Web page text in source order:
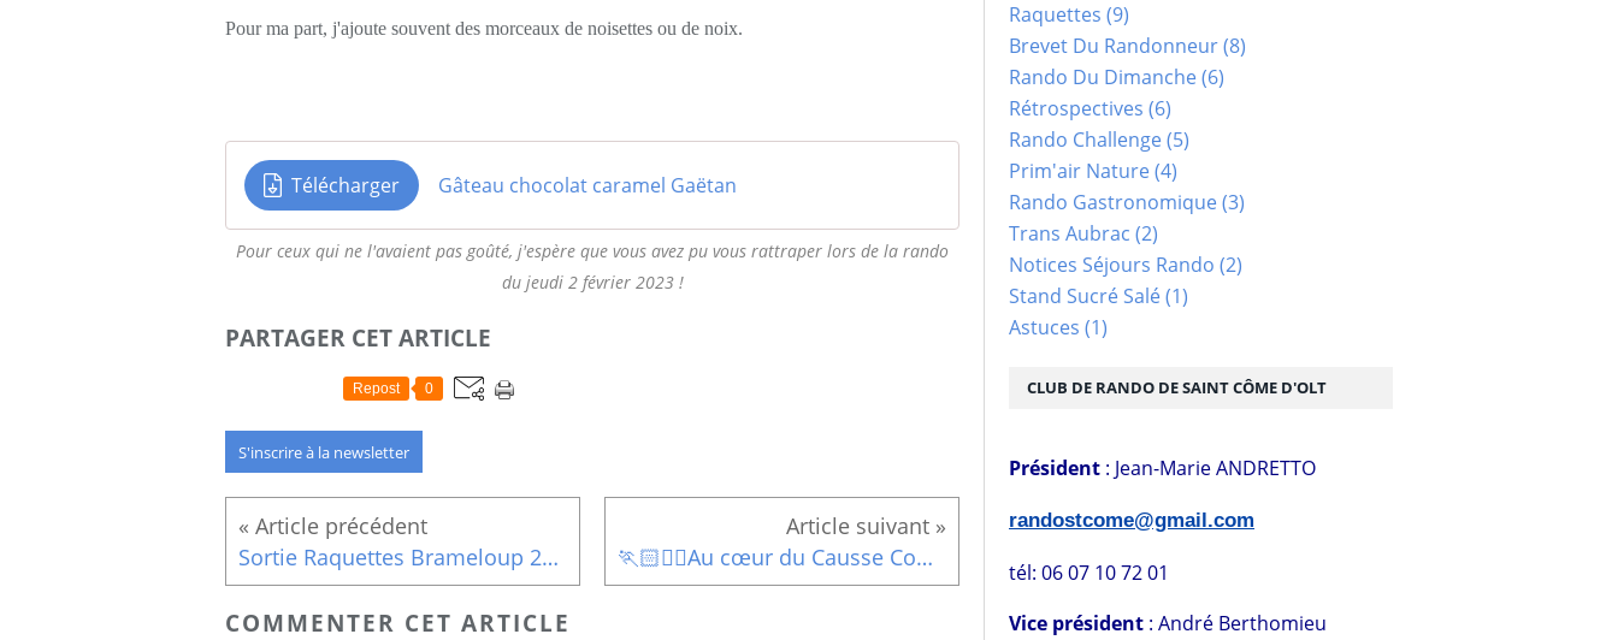
Pour ma part, j'ajoute souvent des morceaux de noisettes ou de noix.
Télécharger Gâteau chocolat caramel Gaëtan
Pour ceux qui ne l'avaient pas goûté, j'espère que vous avez pu vous rattraper lors de la rando
du jeudi 2 février 2023 !
PARTAGER CET ARTICLE
Repost 0
S'inscrire à la newsletter
Sortie Raquettes Brameloup 29 janvier 2023 🏃🏻🏃‍♀️Au cœur du Causse Comtal 🏃‍♀️🏃🏻‍♂️
COMMENTER CET ARTICLE
Raquettes (9)
Brevet Du Randonneur(8)
Rando Du Dimanche(6)
Rétrospectives (6)
Rando Challenge(5)
Prim'air Nature(4)
Rando Gastronomique(3)
Trans Aubrac (2)
Notices Séjours Rando (2)
Stand Sucré Salé(1)
Astuces (1)
CLUB DE RANDO DE SAINT CÔME D'OLT
Président : Jean-Marie ANDRETTO
randostcome@gmail.com
tél: 06 07 10 72 01
Vice président : André Berthomieu